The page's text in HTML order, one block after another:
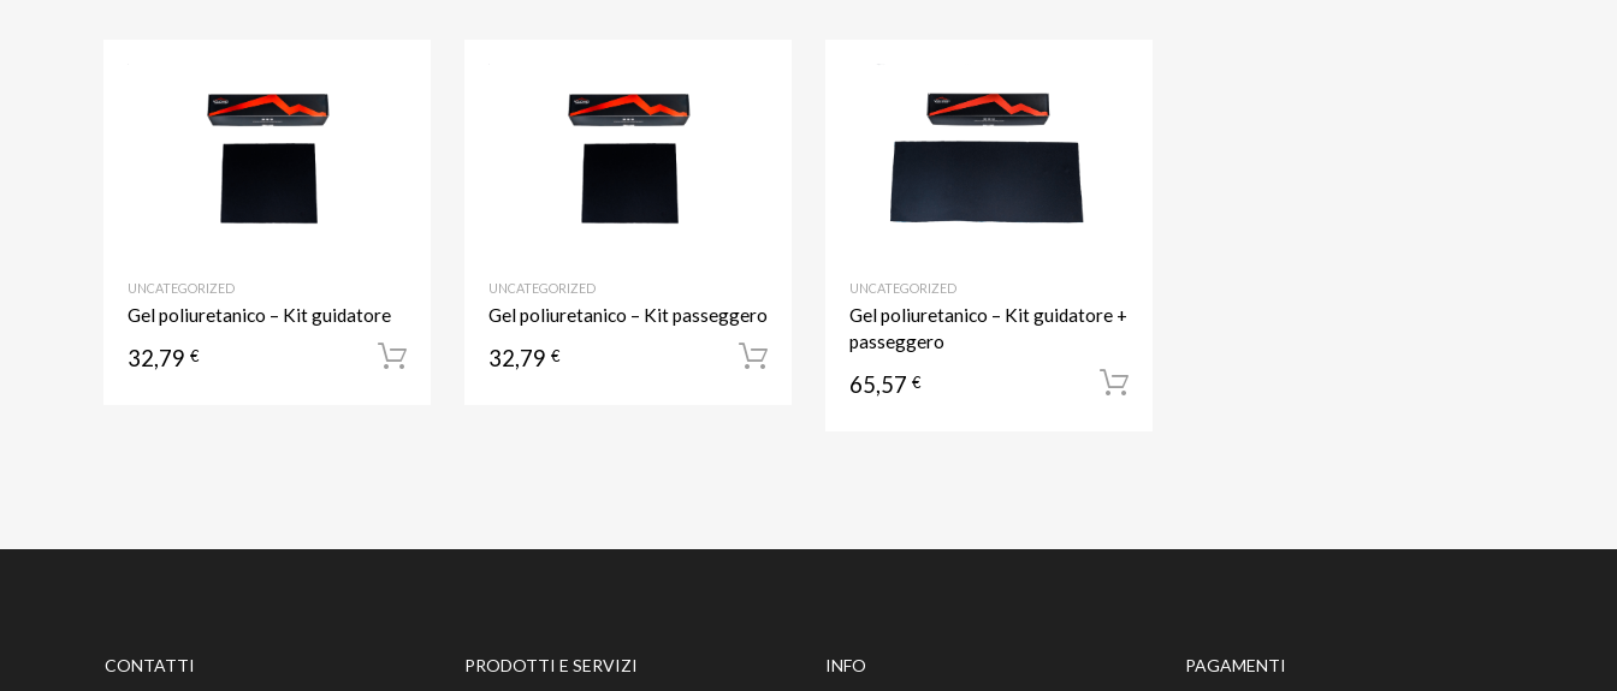
UNCATEGORIZED
Gel poliuretanico – Kit guidatore
32,79€ Aggiungi al carrello
UNCATEGORIZED
Gel poliuretanico – Kit passeggero
32,79 € Aggiungi al carrello
UNCATEGORIZED
Gel poliuretanico – Kit guidatore +
passeggero
65,57 €
CONTATTI PRODOTTI E SERVIZI INFO PAGAMENTI